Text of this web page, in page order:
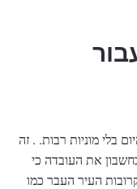
בלי מוניות רבות. . זה
את העובדה כי
העיר העבר כמו